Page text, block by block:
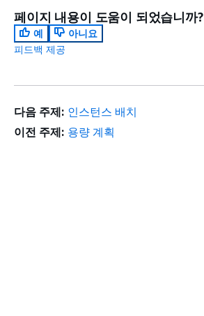
페이지 내용이 도움이 되었습니까?
예
아니요
피드백 제공
다음 주제: 인스턴스 배치
이전 주제: 용량 계획